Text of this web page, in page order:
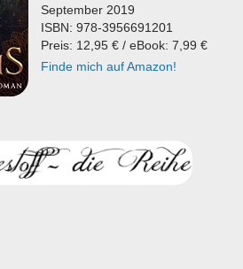
September 2019
ISBN: 978-3956691201
Preis: 12,95 € / eBook: 7,99 €
Finde mich auf Amazon!